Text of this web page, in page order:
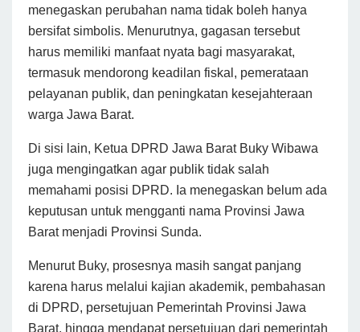
menegaskan perubahan nama tidak boleh hanya
bersifat simbolis. Menurutnya, gagasan tersebut
harus memiliki manfaat nyata bagi masyarakat,
termasuk mendorong keadilan fiskal, pemerataan
pelayanan publik, dan peningkatan kesejahteraan
warga Jawa Barat.
Di sisi lain, Ketua DPRD Jawa Barat Buky Wibawa
juga mengingatkan agar publik tidak salah
memahami posisi DPRD. Ia menegaskan belum ada
keputusan untuk mengganti nama Provinsi Jawa
Barat menjadi Provinsi Sunda.
Menurut Buky, prosesnya masih sangat panjang
karena harus melalui kajian akademik, pembahasan
di DPRD, persetujuan Pemerintah Provinsi Jawa
Barat, hingga mendapat persetujuan dari pemerintah